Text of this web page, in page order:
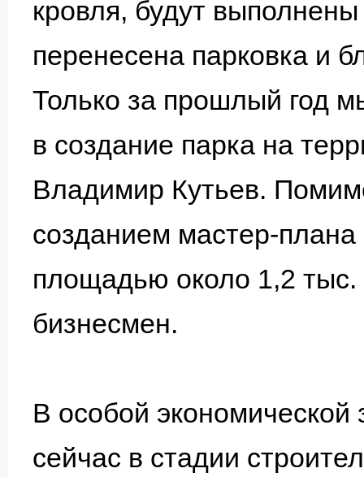
кровля, будут
перенесена парковка и
Только за прошлый год
в создание парка на
Владимир Кутьев.
созданием мастер-плана
площадью около 1,2 тыс.
бизнесмен.
В особой
сейчас в стадии